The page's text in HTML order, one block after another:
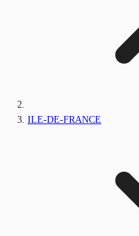
ILE-DE-FRANCE